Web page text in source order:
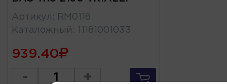
Артикул :
RM0118
Каталожный : 11181001033
939.40
- +